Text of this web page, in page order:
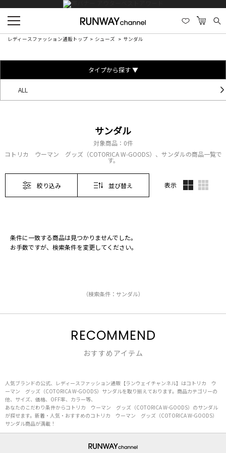
レディースファッション通販トップ シューズ サンダル
タイプから探す ▼
ALL
サンダル
対象商品： 0件
コトリカ ウーマン グッズ（COTORICA W-GOODS）、サンダルの商品一覧で
す。
絞り込み 並び替え 表示
条件に一致する商品は見つかりませんでした。
お手数ですが、検索条件を変更してください。
（検索条件：サンダル）
RECOMMEND
おすすめアイテム
人気ブランドの公式、レディースファッション通販【ランウェイチャンネル】はコトリカ ウ
ーマン グッズ（COTORICA W-GOODS）サンダルを取り揃えております。商品カテゴリーの
他、サイズ、価格、OFF率、カラー等、
あなたのこだわり条件からコトリカ ウーマン グッズ（COTORICA W-GOODS）のサンダル
が探せます。新着・人気・おすすめのコトリカ ウーマン グッズ（COTORICA W-GOODS）
サンダル商品が満載！